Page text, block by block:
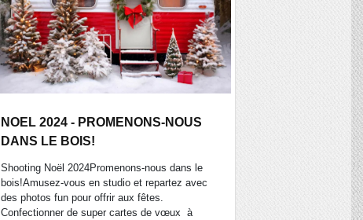
NOEL 2024 - PROMENONS-NOUS
DANS LE BOIS!
Shooting Noël 2024Promenons-nous dans le
bois!Amusez-vous en studio et repartez avec
des photos fun pour offrir aux fêtes.
Confectionner de super cartes de vœux à